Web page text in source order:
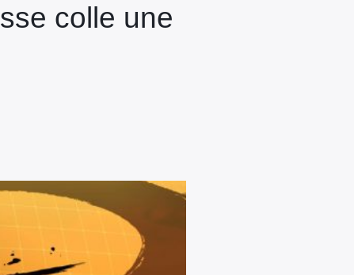
colle une